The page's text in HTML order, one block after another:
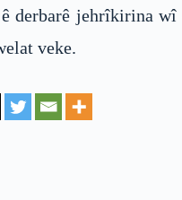
derbarê jehrîkirina wî
veke.